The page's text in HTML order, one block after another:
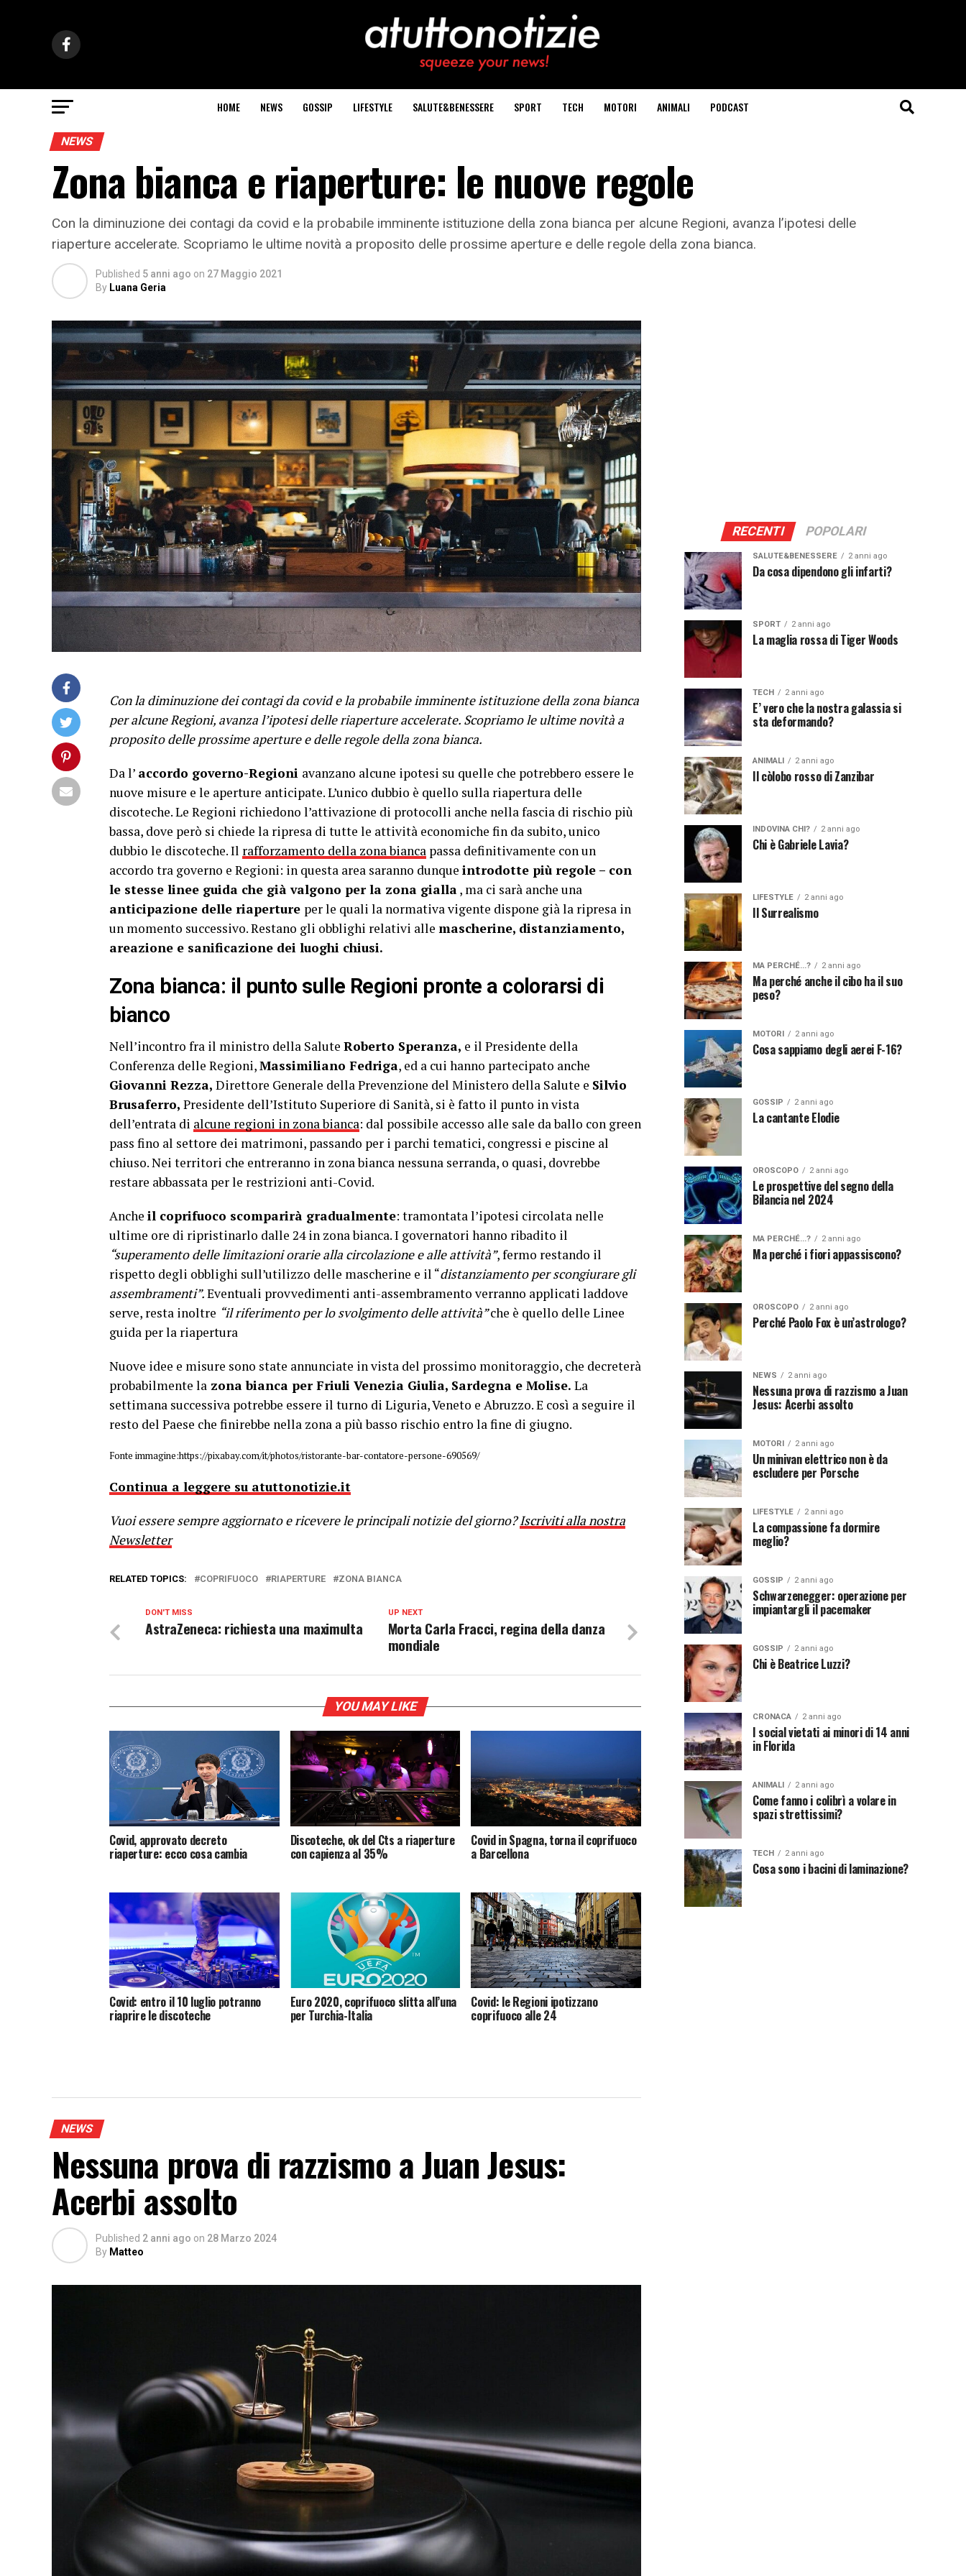
HOME NEWS GOSSIP LIFESTYLE SALUTE&BENESSERE SPORT TECH MOTORI ANIMALI PODCAST
NEWS
Zona bianca e riaperture: le nuove regole
Con la diminuzione dei contagi da covid e la probabile imminente istituzione della zona bianca per alcune Regioni, avanza l’ipotesi delle
riaperture accelerate. Scopriamo le ultime novità a proposito delle prossime aperture e delle regole della zona bianca.
Published 5 anni ago on 27 Maggio 2021
By Luana Geria
Con la diminuzione dei contagi da covid e la probabile imminente istituzione della zona bianca
per alcune Regioni, avanza l’ipotesi delle riaperture accelerate. Scopriamo le ultime novità a
proposito delle prossime aperture e delle regole della zona bianca.
Da l’ accordo governo-Regioni avanzano alcune ipotesi su quelle che potrebbero essere le
nuove misure e le aperture anticipate. L’unico dubbio è quello sulla riapertura delle
discoteche. Le Regioni richiedono l’attivazione di protocolli anche nella fascia di rischio più
bassa, dove però si chiede la ripresa di tutte le attività economiche fin da subito, unico
dubbio le discoteche. Il rafforzamento della zona bianca passa definitivamente con un
accordo tra governo e Regioni: in questa area saranno dunque introdotte più regole – con
le stesse linee guida che già valgono per la zona gialla, ma ci sarà anche una
anticipazione delle riaperture per le quali la normativa vigente dispone già la ripresa in
un momento successivo. Restano gli obblighi relativi alle mascherine, distanziamento,
areazione e sanificazione dei luoghi chiusi.
Zona bianca: il punto sulle Regioni pronte a colorarsi di
bianco
Nell’incontro fra il ministro della Salute Roberto Speranza, e il Presidente della
Conferenza delle Regioni,Massimiliano Fedriga, ed a cui hanno partecipato anche
Giovanni Rezza, Direttore Generale della Prevenzione del Ministero della Salute e Silvio
Brusaferro, Presidente dell’Istituto Superiore di Sanità, si è fatto il punto in vista
dell’entrata di alcune regioni in zona bianca: dal possibile accesso alle sale da ballo con green
pass fino al settore dei matrimoni, passando per i parchi tematici, congressi e piscine al
chiuso. Nei territori che entreranno in zona bianca nessuna serranda, o quasi, dovrebbe
restare abbassata per le restrizioni anti-Covid.
Anche il coprifuoco scomparirà gradualmente: tramontata l’ipotesi circolata nelle
ultime ore di ripristinarlo dalle 24 in zona bianca. I governatori hanno ribadito il
“superamento delle limitazioni orarie alla circolazione e alle attività”, fermo restando il
rispetto degli obblighi sull’utilizzo delle mascherine e il “distanziamento per scongiurare gli
assembramenti”.Eventuali provvedimenti anti-assembramento verranno applicati laddove
serve, resta inoltre “il riferimento per lo svolgimento delle attività”che è quello delle Linee
guida per la riapertura
Nuove idee e misure sono state annunciate in vista del prossimo monitoraggio, che decreterà
probabilmente la zona bianca per Friuli Venezia Giulia, Sardegna e Molise. La
settimana successiva potrebbe essere il turno di Liguria, Veneto e Abruzzo. E così a seguire il
resto del Paese che finirebbe nella zona a più basso rischio entro la fine di giugno.
Fonte immagine:https://pixabay.com/it/photos/ristorante-bar-contatore-persone-690569/
Continua a leggere su atuttonotizie.it
Vuoi essere sempre aggiornato e ricevere le principali notizie del giorno?Iscriviti alla nostra
Newsletter
RELATED TOPICS: COPRIFUOCO RIAPERTURE ZONA BIANCA
UP NEXT
Morta Carla Fracci, regina della danza
mondiale
DON'T MISS
AstraZeneca: richiesta una maximulta
YOU MAY LIKE
Covid, approvato decreto
riaperture: ecco cosa cambia
Discoteche, ok del Cts a riaperture
con capienza al 35%
Covid in Spagna, torna il coprifuoco
a Barcellona
Covid: entro il 10 luglio potranno
riaprire le discoteche
Euro 2020, coprifuoco slitta all’una
per Turchia-Italia
Covid: le Regioni ipotizzano
coprifuoco alle 24
NEWS
Nessuna prova di razzismo a Juan Jesus:
Acerbi assolto
Published 2 anni ago on 28 Marzo 2024
By Matteo
RECENTI POPOLARI
SALUTE&BENESSERE 2 anni ago
Da cosa dipendono gli infarti?
SPORT 2 anni ago
La maglia rossa di Tiger Woods
TECH 2 anni ago
E’ vero che la nostra galassia si
sta deformando?
ANIMALI 2 anni ago
Il còlobo rosso di Zanzibar
INDOVINA CHI? 2 anni ago
Chi è Gabriele Lavia?
LIFESTYLE 2 anni ago
Il Surrealismo
MA PERCHÉ...? 2 anni ago
Ma perché anche il cibo ha il suo
peso?
MOTORI 2 anni ago
Cosa sappiamo degli aerei F-16?
GOSSIP 2 anni ago
La cantante Elodie
OROSCOPO 2 anni ago
Le prospettive del segno della
Bilancia nel 2024
MA PERCHÉ...? 2 anni ago
Ma perché i fiori appassiscono?
OROSCOPO 2 anni ago
Perché Paolo Fox è un’astrologo?
NEWS 2 anni ago
Nessuna prova di razzismo a Juan
Jesus: Acerbi assolto
MOTORI 2 anni ago
Un minivan elettrico non è da
escludere per Porsche
LIFESTYLE 2 anni ago
La compassione fa dormire
meglio?
GOSSIP 2 anni ago
Schwarzenegger: operazione per
impiantargli il pacemaker
GOSSIP 2 anni ago
Chi è Beatrice Luzzi?
CRONACA 2 anni ago
I social vietati ai minori di 14 anni
in Florida
ANIMALI 2 anni ago
Come fanno i colibrì a volare in
spazi strettissimi?
TECH 2 anni ago
Cosa sono i bacini di laminazione?